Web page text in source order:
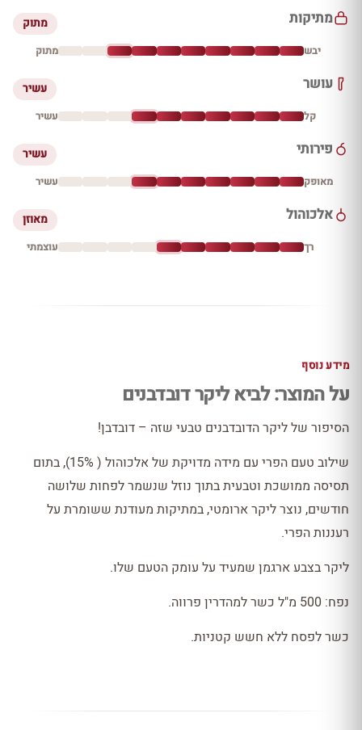
מתיקות מתוק
יבש מתוק
עושר עשיר
קל עשיר
פירותי עשיר
מאופק עשיר
אלכוהול מאוזן
רך עוצמתי
מידע נוסף
על המוצר: לביא ליקר דובדבנים
הסיפור של ליקר הדובדבנים טבעי שזה – דובדבן!
שילוב טעם הפרי עם מידה מדויקת של אלכוהול ( 15%), בתום
תסיסה ממושכת וטבעית בתוך נוזל שנשמר לפחות שלושה
חודשים, נוצר ליקר ארומטי, במתיקות מעודנת ששומרת על
רעננות הפרי.
ליקר בצבע ארגמן שמעיד על עומק הטעם שלו.
נפח: 500 מ"ל כשר למהדרין פרווה.
כשר לפסח ללא חשש קטניות.